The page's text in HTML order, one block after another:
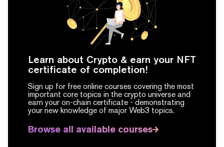
Learn about Crypto & earn your NFT
certificate of completion!
Sign up for free online courses covering the most
important core topics in the crypto universe and
earn your on-chain certificate - demonstrating
your new knowledge of major Web3 topics.
Browse all available courses